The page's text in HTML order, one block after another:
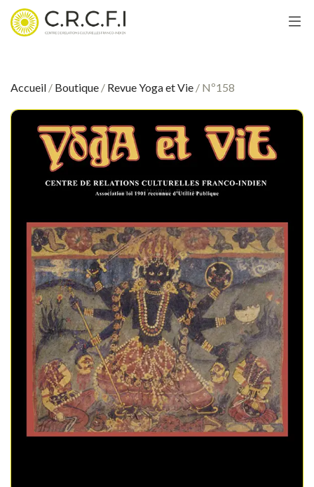
Accueil / Boutique / Revue Yoga et Vie / Nº158